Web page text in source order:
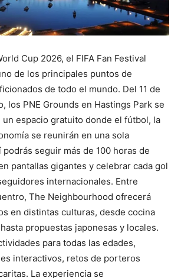
Cup 2026, el FIFA Fan Festival
de los principales puntos de
de todo el mundo. Del 11 de
los PNE Grounds en Hastings Park se
espacio gratuito donde el fútbol, la
se reunirán en una sola
seguir más de 100 horas de
pantallas gigantes y celebrar cada gol
internacionales. Entre
The Neighbourhood ofrecerá
en distintas culturas, desde cocina
propuestas japonesas y locales.
para todas las edades,
interactivos, retos de porteros
La experiencia se